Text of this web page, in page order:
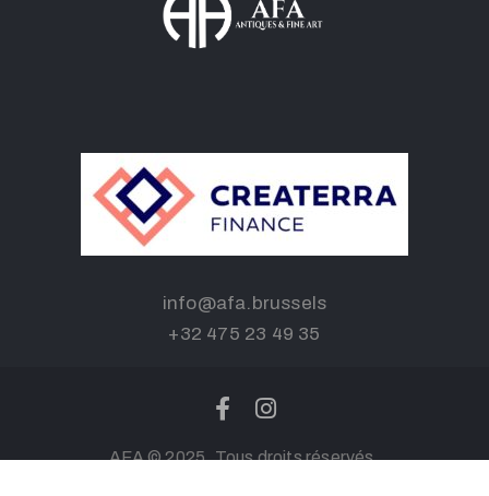
info@afa.brussels
+32 475 23 49 35
AFA © 2025. Tous droits réservés.